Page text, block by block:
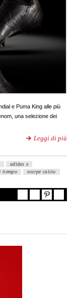
e Puma King alle più
una selezione dei
Leggi di più
adidas x
tiempo
scarpe calcio